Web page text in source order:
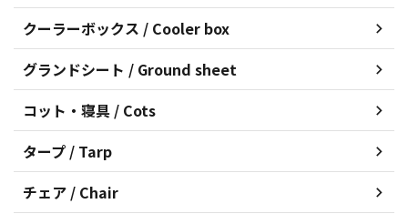
クーラーボックス / Cooler box
グランドシート / Ground sheet
コット・寝具 / Cots
タープ / Tarp
チェア / Chair